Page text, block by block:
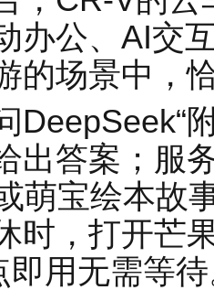
办公、AI交
的场景中，
DeepSeek“
出答案；服
萌宝绘本故
时，打开芒
即用无需等